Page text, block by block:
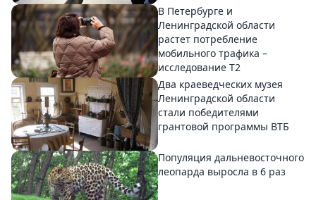
В Петербурге и
Ленинградской области
растет потребление
мобильного трафика –
исследование T2
Два краеведческих музея
Ленинградской области
стали победителями
грантовой программы ВТБ
Популяция дальневосточного
леопарда выросла в 6 раз